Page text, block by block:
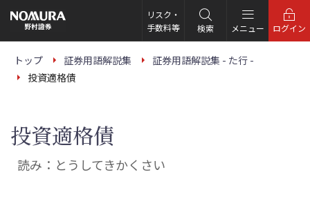
の
ー
リスク・
手数料等
検索 メニュー ログイン
トップ 証券用語解説集
証券用語解説集 - た行 -
投資適格債
投資適格債
読み：とうしてきかくさい